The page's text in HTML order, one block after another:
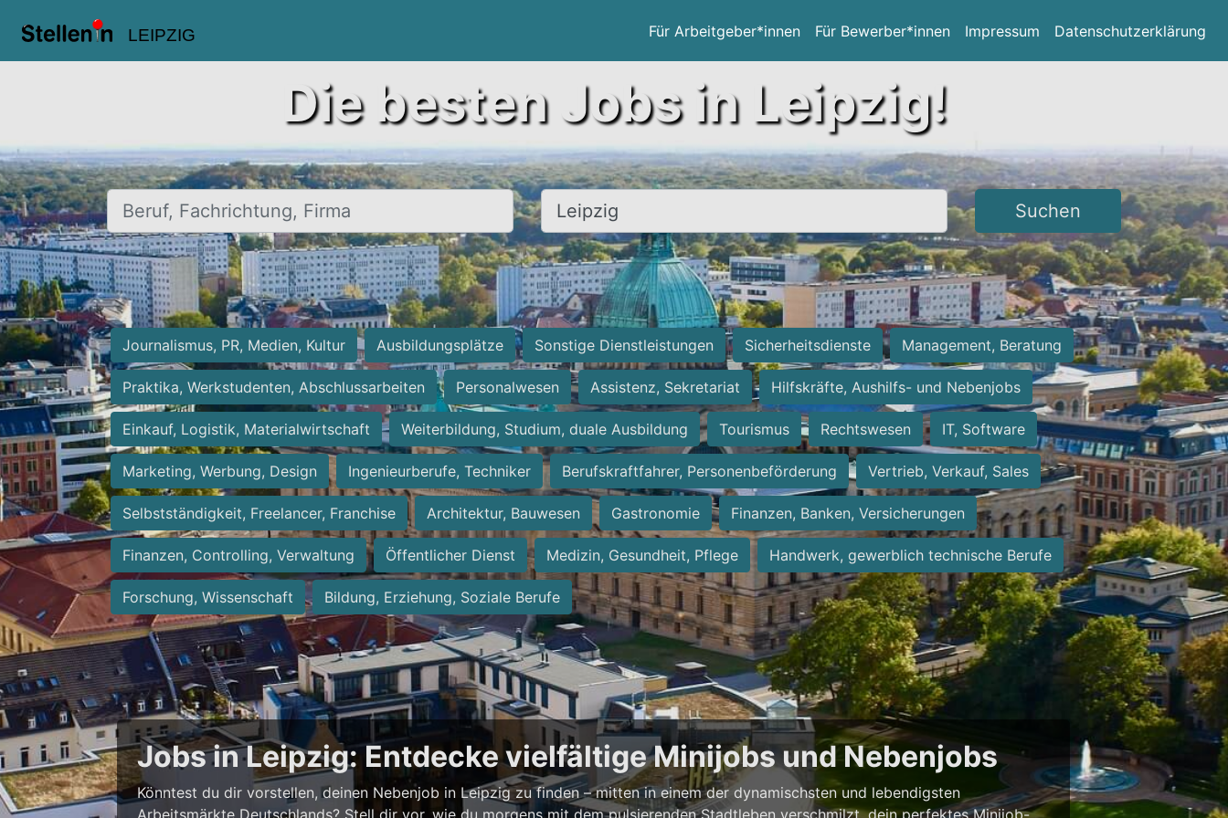
LEIPZIG Für Arbeitgeber*innen Für Bewerber*innen Impressum Datenschutzerklärung
Die besten Jobs in Leipzig!
Beruf, Fachrichtung, Firma Ort, Stadt Suchen
Journalismus, PR, Medien, Kultur Ausbildungsplätze Sonstige Dienstleistungen Sicherheitsdienste Management, Beratung
Praktika, Werkstudenten, Abschlussarbeiten Personalwesen Assistenz, Sekretariat Hilfskräfte, Aushilfs- und Nebenjobs
Einkauf, Logistik, Materialwirtschaft Weiterbildung, Studium, duale Ausbildung Tourismus Rechtswesen IT, Software
Marketing, Werbung, Design Ingenieurberufe, Techniker Berufskraftfahrer, Personenbeförderung Vertrieb, Verkauf, Sales
Selbstständigkeit, Freelancer, Franchise Architektur, Bauwesen Gastronomie Finanzen, Banken, Versicherungen
Finanzen, Controlling, Verwaltung Öffentlicher Dienst Medizin, Gesundheit, Pflege Handwerk, gewerblich technische Berufe
Forschung, Wissenschaft Bildung, Erziehung, Soziale Berufe
Jobs in Leipzig: Entdecke vielfältige Minijobs und Nebenjobs
Könntest du dir vorstellen, deinen Nebenjob in Leipzig zu finden – mitten in einem der dynamischsten und lebendigsten